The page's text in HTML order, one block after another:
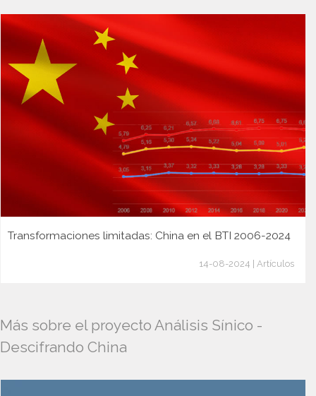
Transformaciones limitadas: China en el BTI 2006-2024
14-08-2024 | Artículos
Más sobre el proyecto Análisis Sínico -
Descifrando China